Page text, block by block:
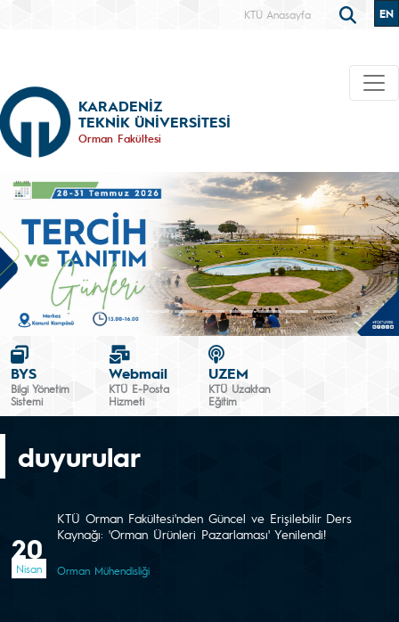
KTÜ Anasayfa EN
KARADENİZ
TEKNİK ÜNİVERSİTESİ
Orman Fakültesi
BYS
Bilgi Yönetim
Sistemi
Webmail
KTÜ E-Posta
Hizmeti
UZEM
KTÜ Uzaktan
Eğitim
duyurular
20
Nisan
KTÜ Orman Fakültesi'nden Güncel ve Erişilebilir Ders
Kaynağı: 'Orman Ürünleri Pazarlaması' Yenilendi!
Orman Mühendisliği